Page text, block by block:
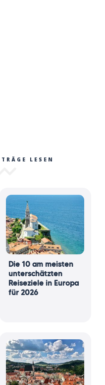
LESEN
Die 10 am meisten
unterschätzten
Reiseziele in Europa
für 2026